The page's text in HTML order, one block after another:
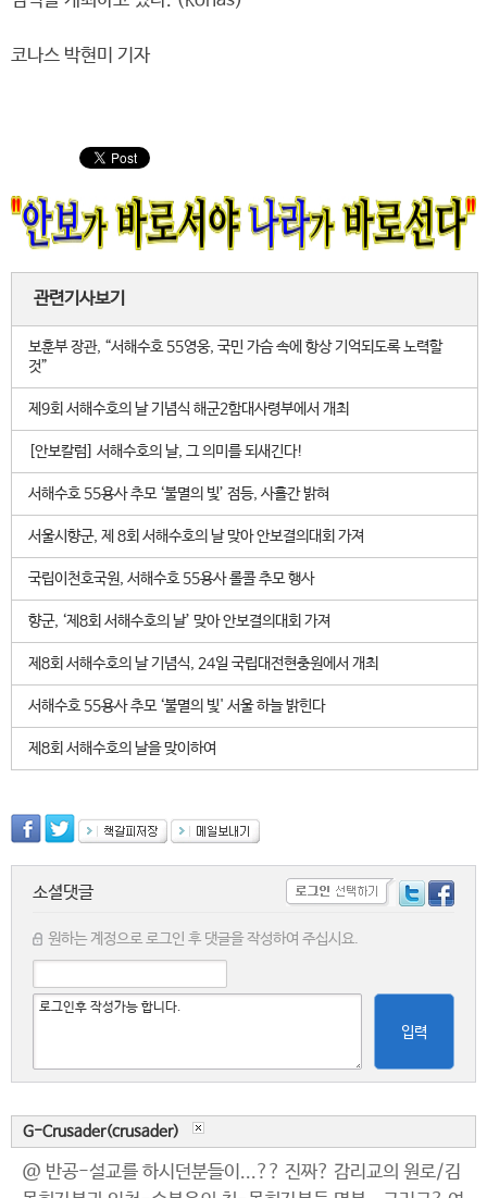
코나스 박현미 기자
관련기사보기
보훈부 장관, “서해수호 55영웅, 국민 가슴 속에 항상 기억되도록 노력할
것”
제9회 서해수호의 날 기념식 해군2함대사령부에서 개최
[안보칼럼] 서해수호의 날, 그 의미를 되새긴다!
서해수호 55용사 추모 ‘불멸의 빛’ 점등, 사흘간 밝혀
서울시향군, 제 8회 서해수호의 날 맞아 안보결의대회 가져
국립이천호국원, 서해수호 55용사 롤콜 추모 행사
향군, ‘제8회 서해수호의 날’ 맞아 안보결의대회 가져
제8회 서해수호의 날 기념식, 24일 국립대전현충원에서 개최
서해수호 55용사 추모 ‘불멸의 빛' 서울 하늘 밝힌다
제8회 서해수호의 날을 맞이하여
소셜댓글
원하는 계정으로 로그인 후 댓글을 작성하여 주십시요.
입력
G-Crusader(crusader)
@ 반공-설교를 하시던분들이...?? 진짜? 감리교의 원로/김